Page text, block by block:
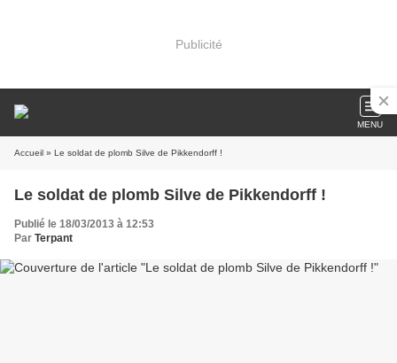
Publicité
MENU
Accueil » Le soldat de plomb Silve de Pikkendorff !
Le soldat de plomb Silve de Pikkendorff !
Publié le 18/03/2013 à 12:53
Par Terpant